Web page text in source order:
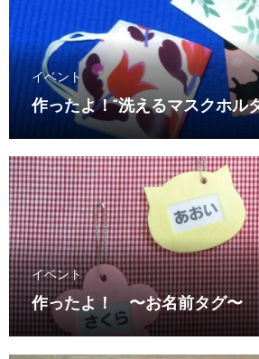
イベント
作ったよ！“洗えるマスクホル
イベント
作ったよ！ 〜お名前タグ〜